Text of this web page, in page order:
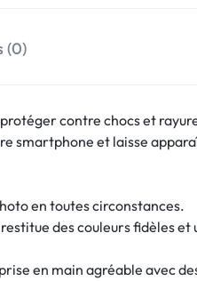
(0)
contre chocs et
smartphone et laisse
en toutes circonstances.
des couleurs fidèles et
en main agréable avec